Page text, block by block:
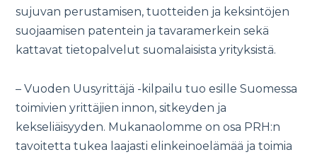
sujuvan perustamisen, tuotteiden ja keksintöjen
suojaamisen patentein ja tavaramerkein sekä
kattavat tietopalvelut suomalaisista yrityksistä.
– Vuoden Uusyrittäjä -kilpailu tuo esille Suomessa
toimivien yrittäjien innon, sitkeyden ja
kekseliäisyyden. Mukanaolomme on osa PRH:n
tavoitetta tukea laajasti elinkeinoelämää ja toimia